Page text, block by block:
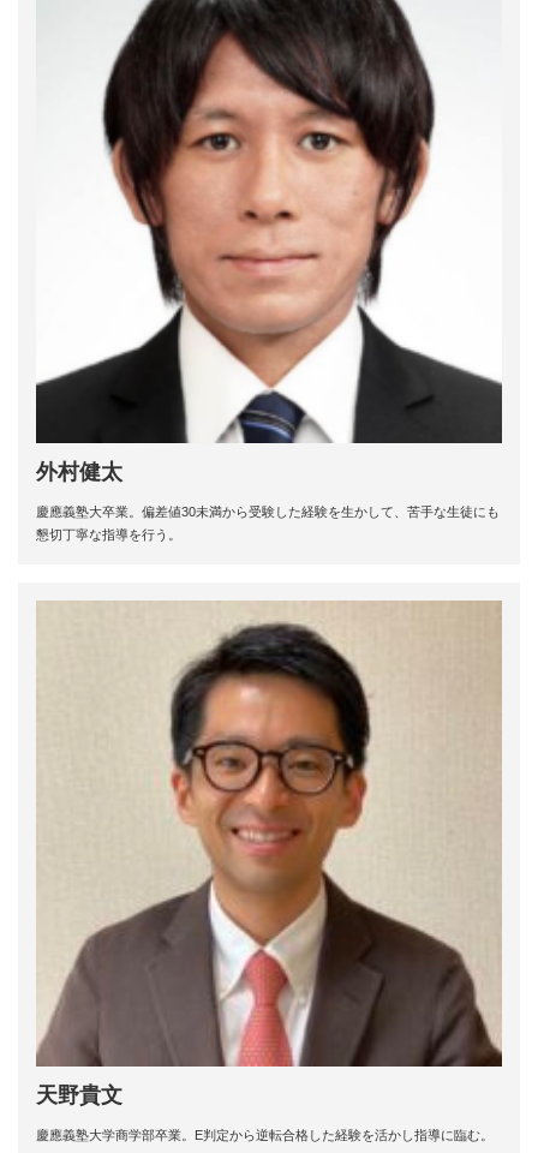
外村健太
慶應義塾大卒業。偏差値30未満から受験した経験を生かして、苦手な生徒にも
懇切丁寧な指導を行う。
天野貴文
慶應義塾大学商学部卒業。E判定から逆転合格した経験を活かし指導に臨む。